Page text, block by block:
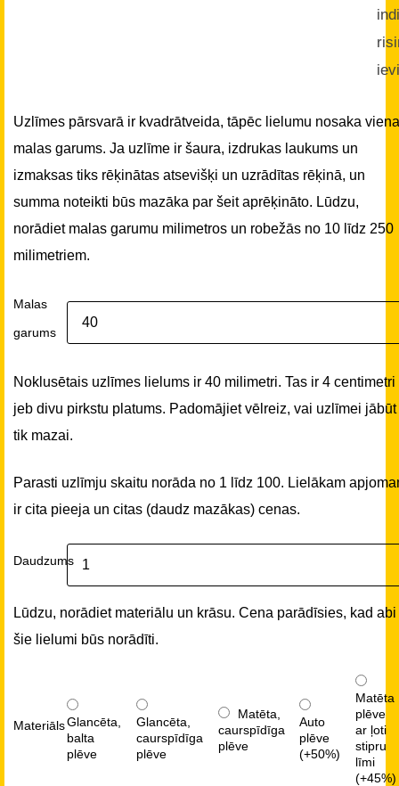
Uzlīmes pārsvarā ir kvadrātveida, tāpēc lielumu nosaka
malas garums. Ja uzlīme ir šaura, izdrukas laukums un
izmaksas tiks rēķinātas atsevišķi un uzrādītas rēķinā, un
summa noteikti būs mazāka par šeit aprēķināto. Lūdzu,
norādiet malas garumu milimetros un robežās no 10 līdz 250
milimetriem.
Malas
garums
Noklusētais uzlīmes lielums ir 40 milimetri. Tas ir 4 centimetri
jeb divu pirkstu platums. Padomājiet vēlreiz, vai uzlīmei jābūt
tik mazai.
Parasti uzlīmju skaitu norāda no 1 līdz 100. Lielākam
ir cita pieeja un citas (daudz mazākas) cenas.
Daudzums
Lūdzu, norādiet materiālu un krāsu. Cena parādīsies, kad abi
šie lielumi būs norādīti.
MateriālsGlancēta,
balta
plēve
Glancēta,
caurspīdīga
plēve
Matēta,
caurspīdīga
plēve
Auto
plēve
(+50%)
Matēta
plēve
ar ļoti
stipru
līmi
(+45%)